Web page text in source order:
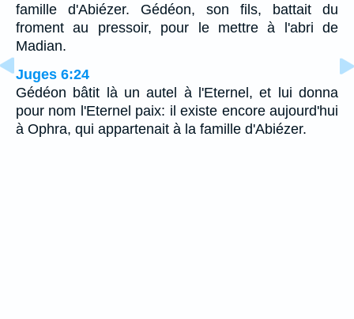
famille d'Abiézer. Gédéon, son fils, battait du
froment au pressoir, pour le mettre à l'abri de
Madian.
Juges 6:24
Gédéon bâtit là un autel à l'Eternel, et lui donna
pour nom l'Eternel paix: il existe encore aujourd'hui
à Ophra, qui appartenait à la famille d'Abiézer.